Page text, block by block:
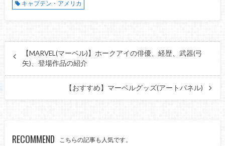
キャプテン・アメリカ
【MARVEL(マーベル)】ホークアイの俳優、経歴、武器(弓
矢)、登場作品の紹介
【おすすめ】マーベルグッズ(アートパネル)
RECOMMEND こちらの記事も人気です。